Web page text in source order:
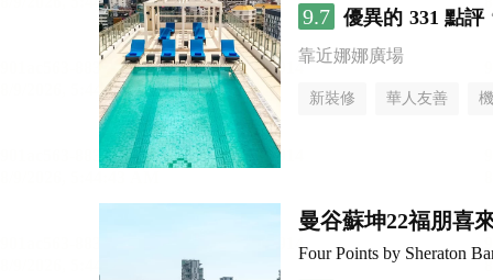
9.7 優異的 331 點評
靠近娜娜廣場
新裝修 華人友善
曼谷蘇坤22福朋喜
Four Points by Sheraton